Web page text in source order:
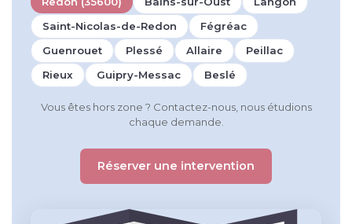
Saint-Nicolas-de-Redon
Fégréac
Guenrouet
Plessé Allaire
Peillac
Rieux
Guipry-Messac Beslé
Vous êtes hors zone ? Contactez-nous, nous étudions
chaque demande.
Réserver une intervention